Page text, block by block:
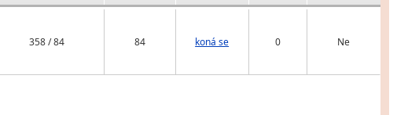
358 / 84 84 koná se 0 Ne